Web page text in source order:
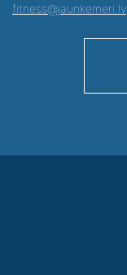
fitness@jaunkemeri.lv